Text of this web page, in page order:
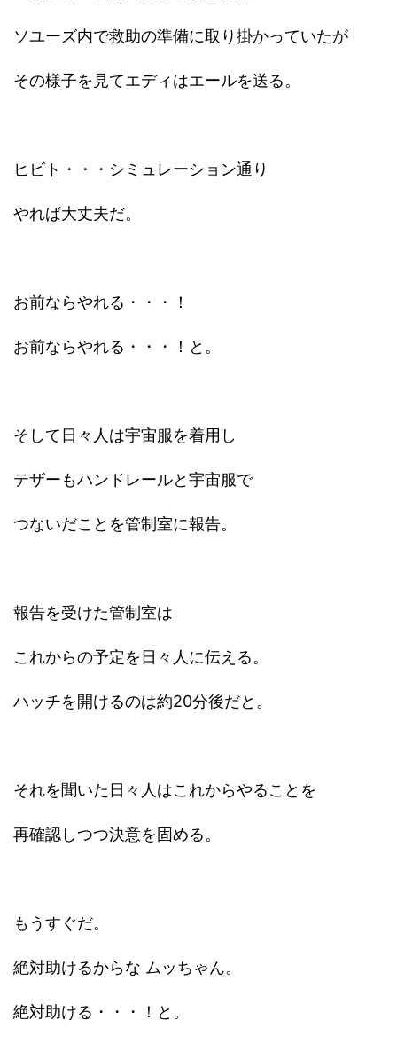
ソユーズ内で救助の準備に取り掛かっていたが
その様子を見てエディはエールを送る。
ヒビト・・・シミュレーション通り
やれば大丈夫だ。
お前ならやれる・・・！
お前ならやれる・・・！と。
そして日々人は宇宙服を着用し
テザーもハンドレールと宇宙服で
つないだことを管制室に報告。
報告を受けた管制室は
これからの予定を日々人に伝える。
ハッチを開けるのは約20分後だと。
それを聞いた日々人はこれからやることを
再確認しつつ決意を固める。
もうすぐだ。
絶対助けるからな ムッちゃん。
絶対助ける・・・！と。